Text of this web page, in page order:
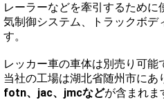
レーラーなどを牽引するために
気制御システム、トラックボデ
す。
レッカー車の車体は別売り 可能
当社の工場は湖北省随州市にあ
fotn、 jac、jmcなどが含まれま